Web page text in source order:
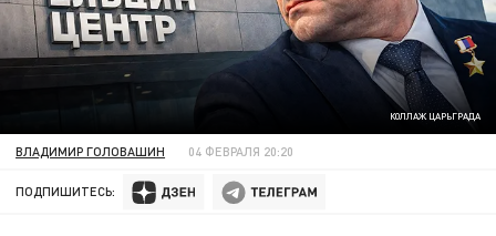
КОЛЛАЖ ЦАРЬГРАДА
ВЛАДИМИР ГОЛОВАШИН 04 ФЕВРАЛЯ 20:20
ПОДПИШИТЕСЬ: